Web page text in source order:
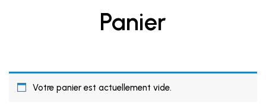
Panier
Votre panier est actuellement vide.